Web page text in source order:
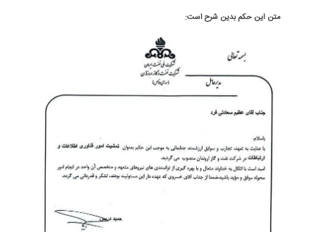
متن این حکم بدین شرح است: